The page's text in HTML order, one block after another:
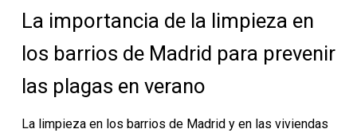
La importancia de la limpieza en
los barrios de Madrid para prevenir
las plagas en verano
La limpieza en los barrios de Madrid y en las viviendas